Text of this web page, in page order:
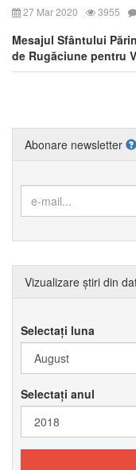
27 Mar 2020 3955
Mesajul Sfântului
de Rugăciune pentru
Abonare newsletter
Vizualizare știri din
Selectați luna
Selectați anul